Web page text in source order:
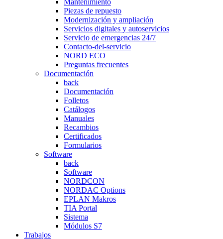
Mantenimiento
Piezas de repuesto
Modernización y ampliación
Servicios digitales y autoservicios
Servicio de emergencias 24/7
Contacto-del-servicio
NORD ECO
Preguntas frecuentes
Documentación
back
Documentación
Folletos
Catálogos
Manuales
Recambios
Certificados
Formularios
Software
back
Software
NORDCON
NORDAC Options
EPLAN Makros
TIA Portal
Sistema
Módulos S7
Trabajos